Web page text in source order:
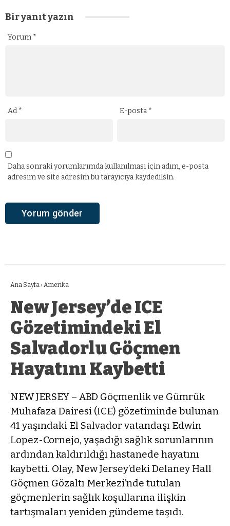
Bir yanıt yazın
Yorum *
Ad * E-posta *
Daha sonraki yorumlarımda kullanılması için adım, e-posta
adresim ve site adresim bu tarayıcıya kaydedilsin.
Ana Sayfa › Amerika
New Jersey’de ICE
Gözetimindeki El
Salvadorlu Göçmen
Hayatını Kaybetti
NEW JERSEY – ABD Göçmenlik ve Gümrük
Muhafaza Dairesi (ICE) gözetiminde bulunan
41 yaşındaki El Salvador vatandaşı Edwin
Lopez-Cornejo, yaşadığı sağlık sorunlarının
ardından kaldırıldığı hastanede hayatını
kaybetti. Olay, New Jersey’deki Delaney Hall
Göçmen Gözaltı Merkezi’nde tutulan
göçmenlerin sağlık koşullarına ilişkin
tartışmaları yeniden gündeme taşıdı.